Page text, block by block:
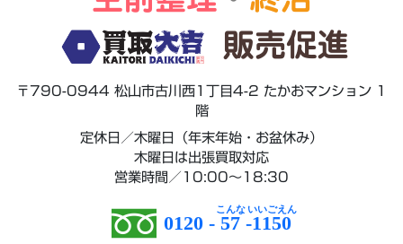
販売促進
〒790-0944 松山市古川西1丁目4-2 たかおマンション 1
階
定休日／木曜日（年末年始・お盆休み）
木曜日は出張買取対応
営業時間／10:00～18:30
0120 - 57 -1150